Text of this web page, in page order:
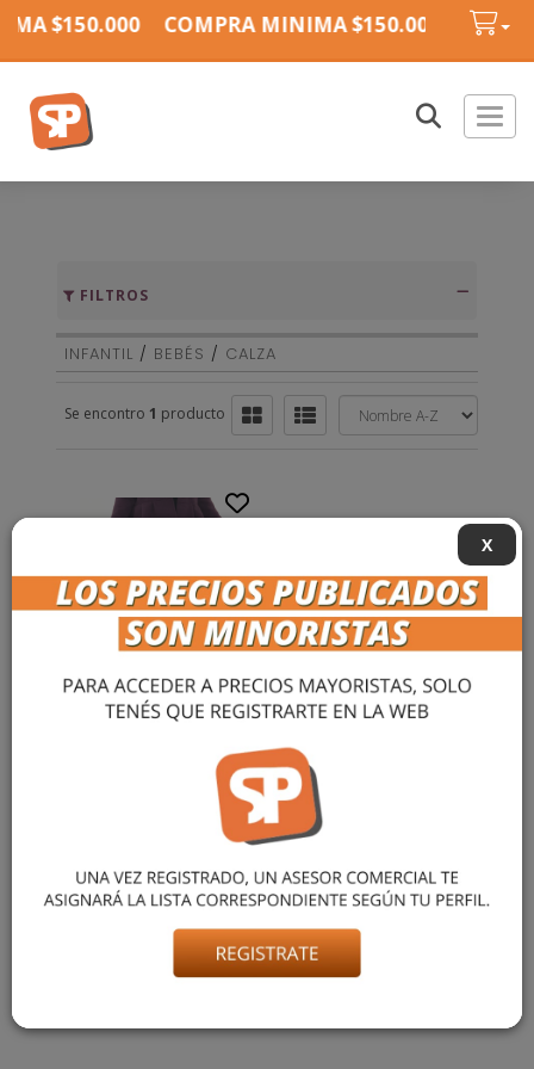
$150.000 COMPRA MINIMA $150.000
FILTROS
INFANTIL / BEBÉS / CALZA
Se encontro 1 producto
CALZA BASICA
ALGODÓN CANDE
$ 14.500,01
1 de 1
X